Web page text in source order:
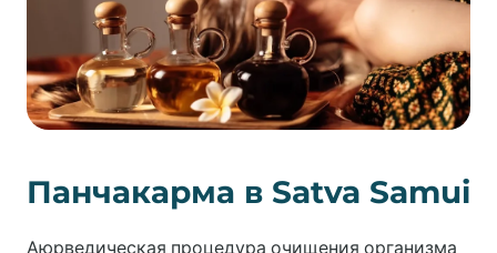
Панчакарма в Satva Samui
Аюрведическая процедура очищения организма